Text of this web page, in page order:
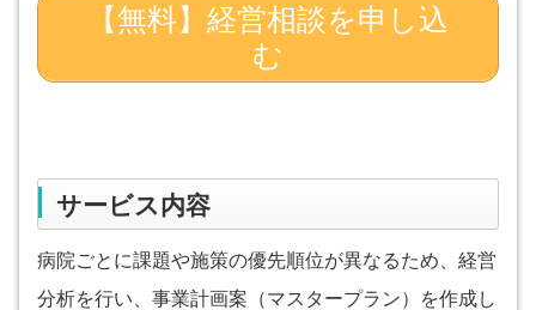
【無料】経営相談を申し込
む
サービス内容
病院ごとに課題や施策の優先順位が異なるため、経営
分析を行い、事業計画案（マスタープラン）を作成し